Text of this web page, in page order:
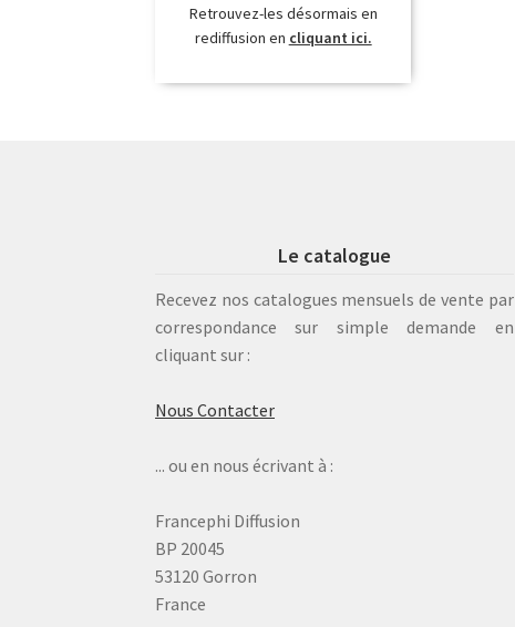
Retrouvez-les désormais en
rediffusion en cliquant ici.
Le catalogue
Recevez nos catalogues mensuels de vente par
correspondance sur simple demande en
cliquant sur :
Nous Contacter
... ou en nous écrivant à :
Francephi Diffusion
BP 20045
53120 Gorron
France